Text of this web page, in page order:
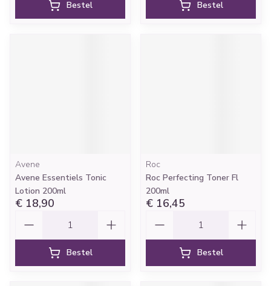
Bestel Bestel
Avene
Avene Essentiels Tonic
Lotion 200ml
€ 18,90
Bestel
Roc
Roc Perfecting Toner Fl
200ml
€ 16,45
Bestel